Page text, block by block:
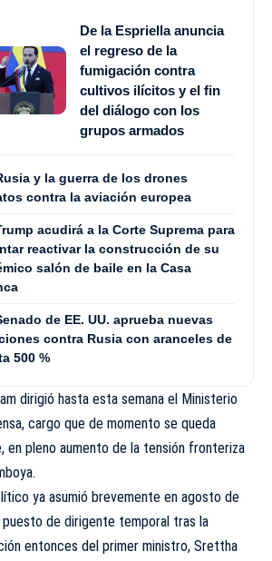
De la Espriella anuncia
el regreso de la
fumigación contra
cultivos ilícitos y el fin
del diálogo con los
grupos armados
y la guerra de los drones
contra la aviación europea
acudirá a la Corte Suprema para
reactivar la construcción de su
salón de baile en la Casa
de EE. UU. aprueba nuevas
contra Rusia con aranceles de
500 %
dirigió hasta esta semana el Ministerio
cargo que de momento se queda
en pleno aumento de la tensión fronteriza
ya asumió brevemente en agosto de
de dirigente temporal tras la
entonces del primer ministro, Srettha